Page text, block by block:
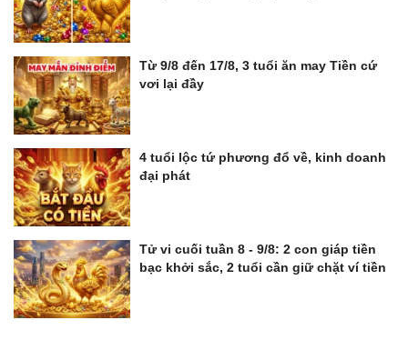
Từ 9/8 đến 17/8, 3 tuổi ăn may Tiền cứ
vơi lại đầy
4 tuổi lộc tứ phương đổ về, kinh doanh
đại phát
Tử vi cuối tuần 8 - 9/8: 2 con giáp tiền
bạc khởi sắc, 2 tuổi cần giữ chặt ví tiền